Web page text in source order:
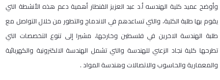
وأوضح عميد كلية الهندسه أ.د عبد العزيز القنطار أهمية دعم هذه الأنشطة التي
يقوم بها طلبة الكلية، والتي تساعدهم في الاندماج والتطور من خلال التواصل مع
طلبة الهندسة الاخرين في فلسطين وخارجها، مشيرا إلى تنوع التخصصات التي
تطرحها كلية نجاد الزعني للهندسة والتي تشمل الهندسة الالكترونية والكهربائية
والمعمارية والحاسوب والاتصالات وهندسة المواد .